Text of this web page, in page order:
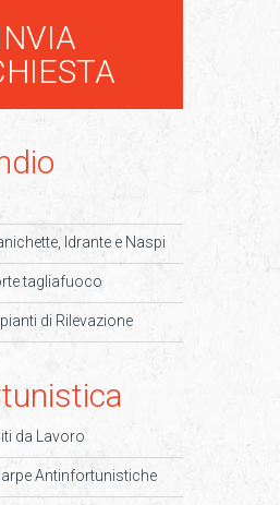
Idrante e Naspi
tagliafuoco
di Rilevazione
da Lavoro
Antinfortunistiche